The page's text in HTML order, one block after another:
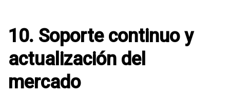
10. Soporte continuo y
actualización del
mercado